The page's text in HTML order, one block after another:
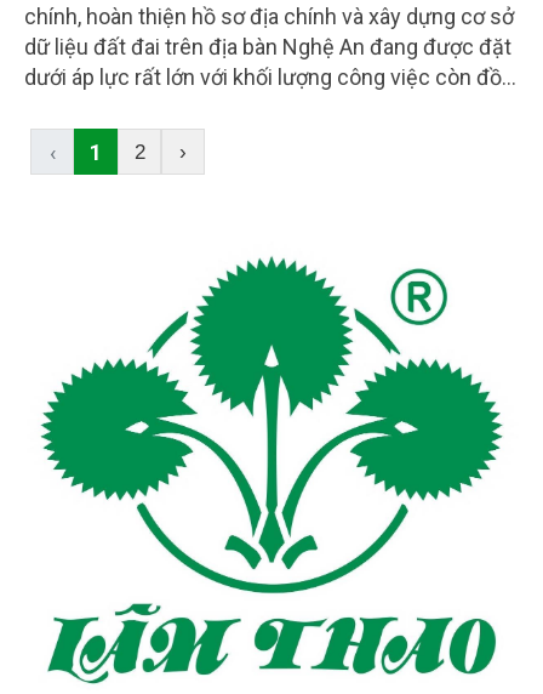
chính, hoàn thiện hồ sơ địa chính và xây dựng cơ sở
dữ liệu đất đai trên địa bàn Nghệ An đang được đặt
dưới áp lực rất lớn với khối lượng công việc còn đồ
‹
1 2 ›